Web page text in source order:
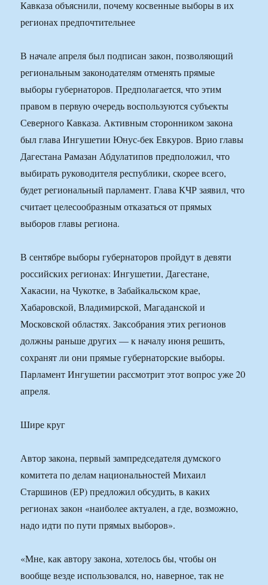
Кавказа объяснили, почему косвенные выборы в их
регионах предпочтительнее
В начале апреля был подписан закон, позволяющий
региональным законодателям отменять прямые
выборы губернаторов. Предполагается, что этим
правом в первую очередь воспользуются субъекты
Северного Кавказа. Активным сторонником закона
был глава Ингушетии Юнус-бек Евкуров. Врио главы
Дагестана Рамазан Абдулатипов предположил, что
выбирать руководителя республики, скорее всего,
будет региональный парламент. Глава КЧР заявил, что
считает целесообразным отказаться от прямых
выборов главы региона.
В сентябре выборы губернаторов пройдут в девяти
российских регионах: Ингушетии, Дагестане,
Хакасии, на Чукотке, в Забайкальском крае,
Хабаровской, Владимирской, Магаданской и
Московской областях. Заксобрания этих регионов
должны раньше других — к началу июня решить,
сохранят ли они прямые губернаторские выборы.
Парламент Ингушетии рассмотрит этот вопрос уже 20
апреля.
Шире круг
Автор закона, первый зампредседателя думского
комитета по делам национальностей Михаил
Старшинов (ЕР) предложил обсудить, в каких
регионах закон «наиболее актуален, а где, возможно,
надо идти по пути прямых выборов».
«Мне, как автору закона, хотелось бы, чтобы он
вообще везде использовался, но, наверное, так не